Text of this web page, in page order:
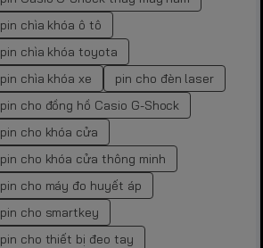
pin chìa khóa ô tô
pin chìa khóa toyota
pin chìa khóa xe
pin cho đèn laser
pin cho đồng hồ Casio G-Shock
pin cho khóa cửa
pin cho khóa cửa thông minh
pin cho máy đo huyết áp
pin cho smartkey
pin cho thiết bị đeo tay